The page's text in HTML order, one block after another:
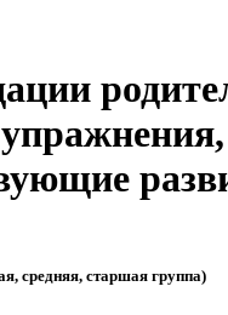
средняя, старшая группа)